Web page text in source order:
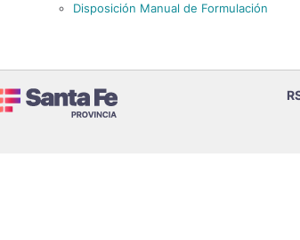
Disposición Manual de Formulación